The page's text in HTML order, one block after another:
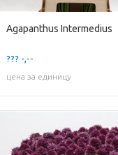
Agapanthus Intermedius
??? -,--
цена за единицу